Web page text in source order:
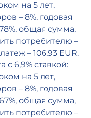
на 5 лет,
– 8%, годовая
общая сумма,
потребителю –
– 106,93 EUR.
6,9% ставкой:
на 5 лет,
– 8%, годовая
общая сумма,
потребителю –